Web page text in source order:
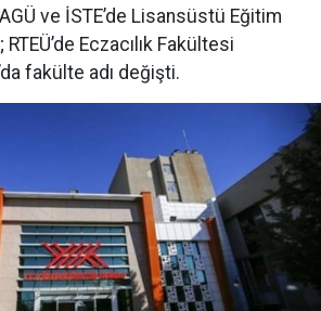
ve İSTE’de Lisansüstü Eğitim
Eczacılık Fakültesi
fakülte adı değişti.